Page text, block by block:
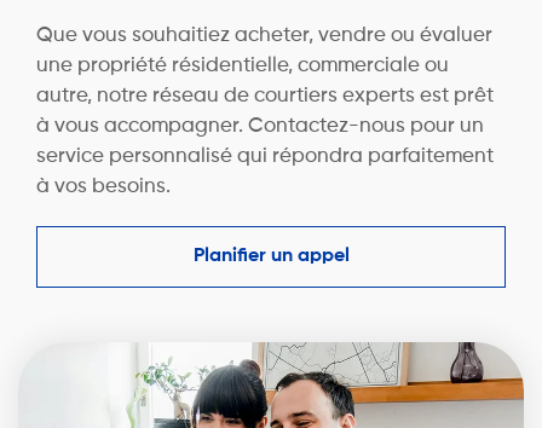
Que vous souhaitiez acheter, vendre ou évaluer
une propriété résidentielle, commerciale ou
autre, notre réseau de courtiers experts est prêt
à vous accompagner. Contactez-nous pour un
service personnalisé qui répondra parfaitement
à vos besoins.
Planifier un appel